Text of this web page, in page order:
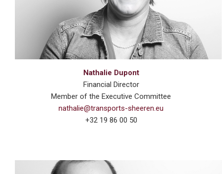
Nathalie Dupont
Financial Director
Member of the Executive Committee
nathalie@transports-sheeren.eu
+32 19 86 00 50